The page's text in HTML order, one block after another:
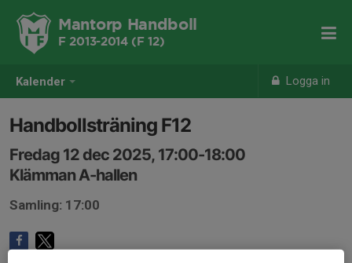
Kalender Logga in
Mantorp Handboll
F 2013-2014 (F 12)
Handbollsträning F12
Fredag 12 dec 2025, 17:00-18:00
Klämman A-hallen
Samling: 17:00